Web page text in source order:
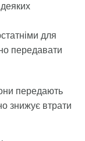
для
передавати
передають
знижує втрати